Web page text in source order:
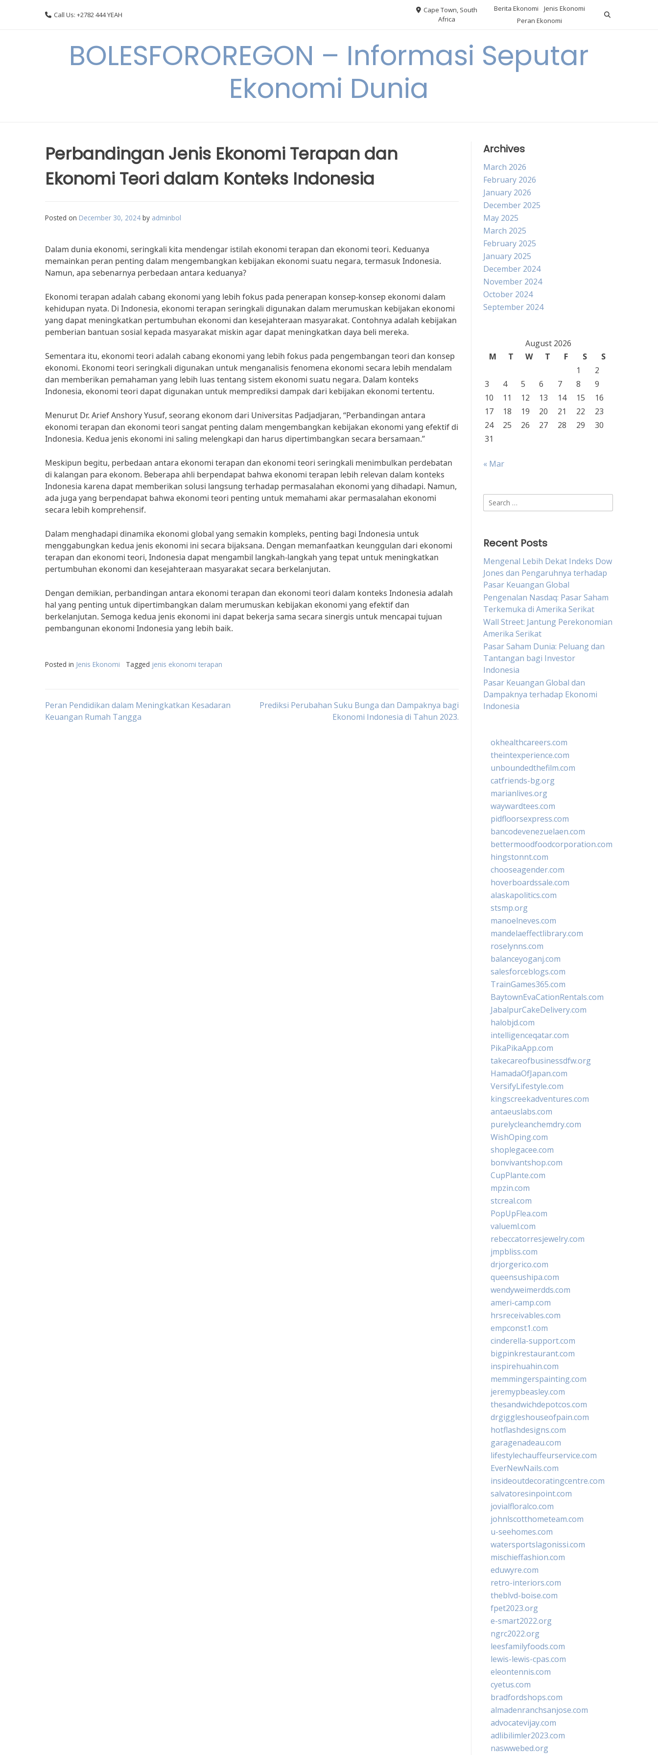
Call Us: +2782 444 YEAH
Cape Town, South
Africa
Berita Ekonomi
Jenis Ekonomi
Peran Ekonomi
BOLESFOROREGON – Informasi Seputar
Ekonomi Dunia
Perbandingan Jenis Ekonomi Terapan dan
Ekonomi Teori dalam Konteks Indonesia
Posted on December 30, 2024 by adminbol
Dalam dunia ekonomi, seringkali kita mendengar istilah ekonomi terapan dan ekonomi teori. Keduanya
memainkan peran penting dalam mengembangkan kebijakan ekonomi suatu negara, termasuk Indonesia.
Namun, apa sebenarnya perbedaan antara keduanya?
Ekonomi terapan adalah cabang ekonomi yang lebih fokus pada penerapan konsep-konsep ekonomi dalam
kehidupan nyata. Di Indonesia, ekonomi terapan seringkali digunakan dalam merumuskan kebijakan ekonomi
yang dapat meningkatkan pertumbuhan ekonomi dan kesejahteraan masyarakat. Contohnya adalah kebijakan
pemberian bantuan sosial kepada masyarakat miskin agar dapat meningkatkan daya beli mereka.
Sementara itu, ekonomi teori adalah cabang ekonomi yang lebih fokus pada pengembangan teori dan konsep
ekonomi. Ekonomi teori seringkali digunakan untuk menganalisis fenomena ekonomi secara lebih mendalam
dan memberikan pemahaman yang lebih luas tentang sistem ekonomi suatu negara. Dalam konteks
Indonesia, ekonomi teori dapat digunakan untuk memprediksi dampak dari kebijakan ekonomi tertentu.
Menurut Dr. Arief Anshory Yusuf, seorang ekonom dari Universitas Padjadjaran, “Perbandingan antara
ekonomi terapan dan ekonomi teori sangat penting dalam mengembangkan kebijakan ekonomi yang efektif di
Indonesia. Kedua jenis ekonomi ini saling melengkapi dan harus dipertimbangkan secara bersamaan.”
Meskipun begitu, perbedaan antara ekonomi terapan dan ekonomi teori seringkali menimbulkan perdebatan
di kalangan para ekonom. Beberapa ahli berpendapat bahwa ekonomi terapan lebih relevan dalam konteks
Indonesia karena dapat memberikan solusi langsung terhadap permasalahan ekonomi yang dihadapi. Namun,
ada juga yang berpendapat bahwa ekonomi teori penting untuk memahami akar permasalahan ekonomi
secara lebih komprehensif.
Dalam menghadapi dinamika ekonomi global yang semakin kompleks, penting bagi Indonesia untuk
menggabungkan kedua jenis ekonomi ini secara bijaksana. Dengan memanfaatkan keunggulan dari ekonomi
terapan dan ekonomi teori, Indonesia dapat mengambil langkah-langkah yang tepat untuk meningkatkan
pertumbuhan ekonomi dan kesejahteraan masyarakat secara berkelanjutan.
Dengan demikian, perbandingan antara ekonomi terapan dan ekonomi teori dalam konteks Indonesia adalah
hal yang penting untuk dipertimbangkan dalam merumuskan kebijakan ekonomi yang efektif dan
berkelanjutan. Semoga kedua jenis ekonomi ini dapat bekerja sama secara sinergis untuk mencapai tujuan
pembangunan ekonomi Indonesia yang lebih baik.
Posted in Jenis Ekonomi Tagged jenis ekonomi terapan
Post
Peran Pendidikan dalam Meningkatkan Kesadaran
Keuangan Rumah Tangga
Prediksi Perubahan Suku Bunga dan Dampaknya bagi
Ekonomi Indonesia di Tahun 2023.
Archives
March 2026
February 2026
January 2026
December 2025
May 2025
March 2025
February 2025
January 2025
December 2024
November 2024
October 2024
September 2024
August 2026
M
T W T F S
S
1
2
3
4 5 6 7 8
9
10
11 12 13 14 15
16
17
18 19 20 21 22
23
24
25 26 27 28 29
30
31
« Mar
Search
for:
Recent Posts
Mengenal Lebih Dekat Indeks Dow
Jones dan Pengaruhnya terhadap
Pasar Keuangan Global
Pengenalan Nasdaq: Pasar Saham
Terkemuka di Amerika Serikat
Wall Street: Jantung Perekonomian
Amerika Serikat
Pasar Saham Dunia: Peluang dan
Tantangan bagi Investor
Indonesia
Pasar Keuangan Global dan
Dampaknya terhadap Ekonomi
Indonesia
okhealthcareers.com
theintexperience.com
unboundedthefilm.com
catfriends-bg.org
marianlives.org
waywardtees.com
pidfloorsexpress.com
bancodevenezuelaen.com
bettermoodfoodcorporation.com
hingstonnt.com
chooseagender.com
hoverboardssale.com
alaskapolitics.com
stsmp.org
manoelneves.com
mandelaeffectlibrary.com
roselynns.com
balanceyoganj.com
salesforceblogs.com
TrainGames365.com
BaytownEvaCationRentals.com
JabalpurCakeDelivery.com
halobjd.com
intelligenceqatar.com
PikaPikaApp.com
takecareofbusinessdfw.org
HamadaOfJapan.com
VersifyLifestyle.com
kingscreekadventures.com
antaeuslabs.com
purelycleanchemdry.com
WishOping.com
shoplegacee.com
bonvivantshop.com
CupPlante.com
mpzin.com
stcreal.com
PopUpFlea.com
valueml.com
rebeccatorresjewelry.com
jmpbliss.com
drjorgerico.com
queensushipa.com
wendyweimerdds.com
ameri-camp.com
hrsreceivables.com
empconst1.com
cinderella-support.com
bigpinkrestaurant.com
inspirehuahin.com
memmingerspainting.com
jeremypbeasley.com
thesandwichdepotcos.com
drgiggleshouseofpain.com
hotflashdesigns.com
garagenadeau.com
lifestylechauffeurservice.com
EverNewNails.com
insideoutdecoratingcentre.com
salvatoresinpoint.com
jovialfloralco.com
johnlscotthometeam.com
u-seehomes.com
watersportslagonissi.com
mischieffashion.com
eduwyre.com
retro-interiors.com
theblvd-boise.com
fpet2023.org
e-smart2022.org
ngrc2022.org
leesfamilyfoods.com
lewis-lewis-cpas.com
eleontennis.com
cyetus.com
bradfordshops.com
almadenranchsanjose.com
advocatevijay.com
adlibilimler2023.com
naswwebed.org